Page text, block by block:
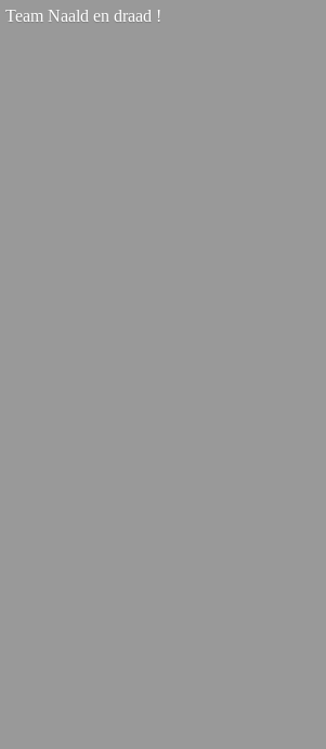
Team Naald en draad !